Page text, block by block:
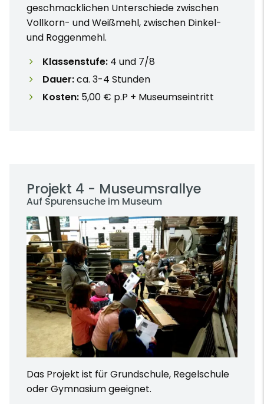
geschmacklichen Unterschiede zwischen
Vollkorn- und Weißmehl, zwischen Dinkel-
und Roggenmehl.
Klassenstufe: 4 und 7/8
Dauer:ca. 3-4 Stunden
Kosten:5,00 € p.P + Museumseintritt
Projekt 4 - Museumsrallye
Auf Spurensuche im Museum
Das Projekt ist für Grundschule, Regelschule
oder Gymnasium geeignet.